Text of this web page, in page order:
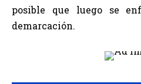
posible que luego se
demarcación.